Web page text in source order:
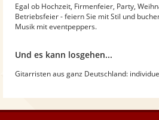
Egal ob Hochzeit, Firmenfeier, Party,
Betriebsfeier - feiern Sie mit Stil und
Musik mit eventpeppers.
Und es kann losgehen...
Gitarristen aus ganz Deutschland: